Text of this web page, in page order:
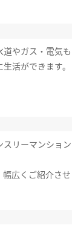
やガス・電気も
活ができます。
スリーマンション
広くご紹介させ